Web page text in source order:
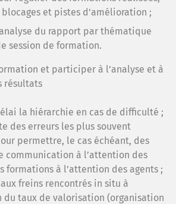
et pistes d’amélioration ;
du rapport par thématique
session de formation.
et participer à l’analyse et à
résultats
la hiérarchie en cas de difficulté ;
des erreurs les plus souvent
permettre, le cas échéant, des
communication à l’attention des
formations à l’attention des agents ;
freins rencontrés in situ à
du taux de valorisation (organisation